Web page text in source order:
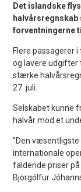
Det islandske
forventningerne
Flere passagerer
og lavere
stærke
27. juli.
Selskabet kunne
halvår mod et
”Den
internationale
faldende priser
Björgólfur